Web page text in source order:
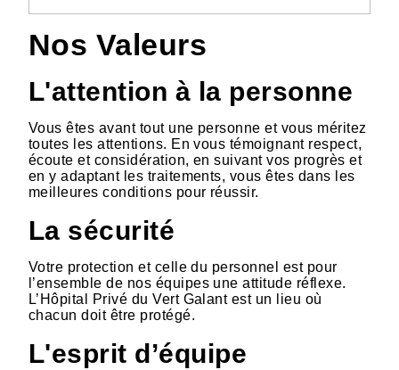
Nos Valeurs
L'attention à la personne
Vous êtes avant tout une personne et vous méritez
toutes les attentions. En vous témoignant respect,
écoute et considération, en suivant vos progrès et
en y adaptant les traitements, vous êtes dans les
meilleures conditions pour réussir.
La sécurité
Votre protection et celle du personnel est pour
l’ensemble de nos équipes une attitude réflexe.
L’Hôpital Privé du Vert Galant est un lieu où
chacun doit être protégé.
L'esprit d’équipe